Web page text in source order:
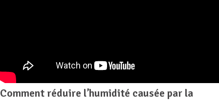
Comment réduire l’humidité causée par la